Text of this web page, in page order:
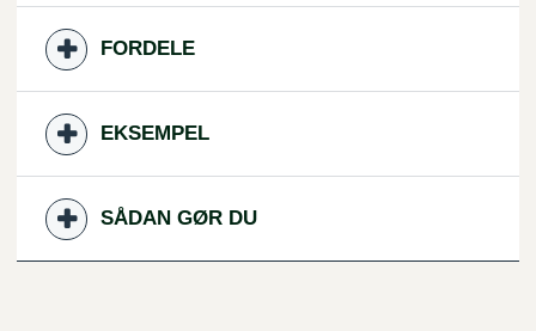
FORDELE
EKSEMPEL
SÅDAN GØR DU